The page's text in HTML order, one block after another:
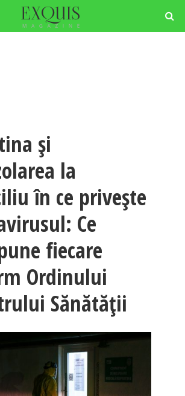
și
la
în ce privește
Ce
fiecare
Ordinului
Sănătății